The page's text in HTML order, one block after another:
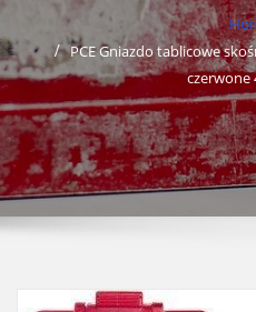
PCE Gniazdo tablicowe
czerwone